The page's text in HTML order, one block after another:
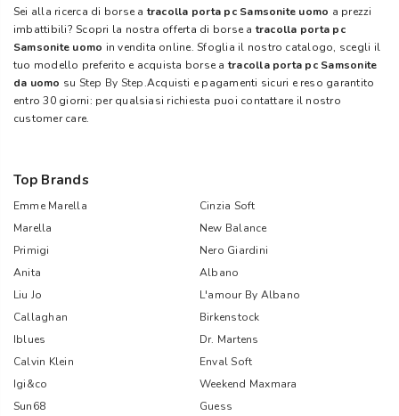
Sei alla ricerca di borse atracolla porta pc Samsonite uomo a prezzi
imbattibili? Scopri la nostra offerta di borse atracolla porta pc
Samsonite uomo in vendita online. Sfoglia il nostro catalogo, scegli il
tuo modello preferito e acquista borse atracolla porta pc Samsonite
da uomo su Step By Step.Acquisti e pagamenti sicuri e reso garantito
entro 30 giorni: per qualsiasi richiesta puoi contattare il nostro
customer care.
Top Brands
Emme Marella
Cinzia Soft
Marella
New Balance
Primigi
Nero Giardini
Anita
Albano
Liu Jo
L'amour By Albano
Callaghan
Birkenstock
Iblues
Dr. Martens
Calvin Klein
Enval Soft
Igi&co
Weekend Maxmara
Sun68
Guess